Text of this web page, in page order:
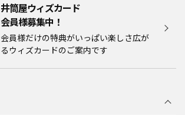
井筒屋ウィズカード
会員様募集中！​​
会員様だけの特典がいっぱい楽しさ広が
るウィズカードのご案内です